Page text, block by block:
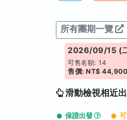
所有團期一覽
2026/09/15 (
可售名額: 14
售價: NT$ 44,900
滑動檢視相近
保證出發